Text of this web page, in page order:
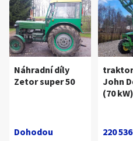
Náhradní díly
Zetor super 50
Dohodou
traktor
John
(70 kW)
220